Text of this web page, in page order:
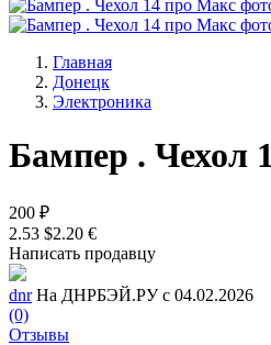
Главная
Донецк
Электроника
Бампер . Чехол
200 ₽
2.53 $2.20 €
Написать продавцу
dnr На ДНРБЭЙ.РУ с 04.02.2026
(0)
Отзывы